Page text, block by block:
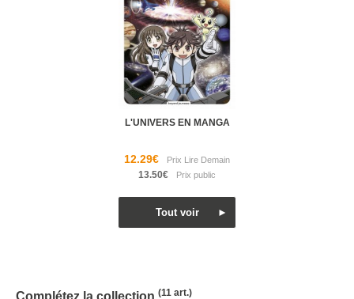
L'UNIVERS EN MANGA
12.29€
13.50€
Complétez la collection (11 art.)